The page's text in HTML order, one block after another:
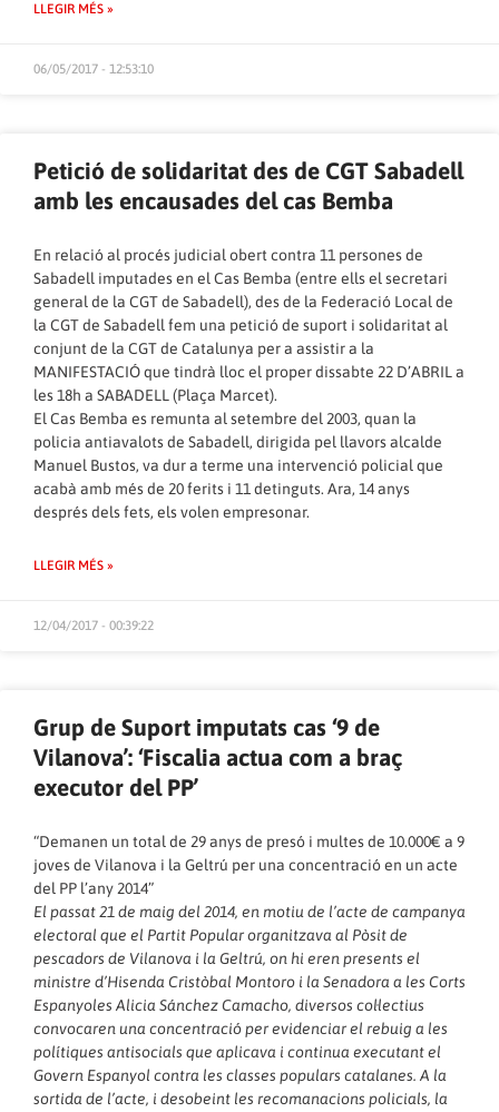
LLEGIR MÉS »
06/05/2017 - 12:53:10
Petició de solidaritat des de CGT Sabadell
amb les encausades del cas Bemba
En relació al procés judicial obert contra 11 persones de
Sabadell imputades en el Cas Bemba (entre ells el secretari
general de la CGT de Sabadell), des de la Federació Local de
la CGT de Sabadell fem una petició de suport i solidaritat al
conjunt de la CGT de Catalunya per a assistir a la
MANIFESTACIÓ que tindrà lloc el proper dissabte 22 D’ABRIL a
les 18h a SABADELL (Plaça Marcet).
El Cas Bemba es remunta al setembre del 2003, quan la
policia antiavalots de Sabadell, dirigida pel llavors alcalde
Manuel Bustos, va dur a terme una intervenció policial que
acabà amb més de 20 ferits i 11 detinguts. Ara, 14 anys
després dels fets, els volen empresonar.
LLEGIR MÉS »
12/04/2017 - 00:39:22
Grup de Suport imputats cas ‘9 de
Vilanova’: ‘Fiscalia actua com a braç
executor del PP’
“Demanen un total de 29 anys de presó i multes de 10.000€ a 9
joves de Vilanova i la Geltrú per una concentració en un acte
del PP l’any 2014”
El passat 21 de maig del 2014, en motiu de l’acte de campanya
electoral que el Partit Popular organitzava al Pòsit de
pescadors de Vilanova i la Geltrú, on hi eren presents el
ministre d’Hisenda Cristòbal Montoro i la Senadora a les Corts
Espanyoles Alicia Sánchez Camacho, diversos col·lectius
convocaren una concentració per evidenciar el rebuig a les
polítiques antisocials que aplicava i continua executant el
Govern Espanyol contra les classes populars catalanes. A la
sortida de l’acte, i desobeint les recomanacions policials, la